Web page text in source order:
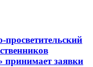
принимает заявки